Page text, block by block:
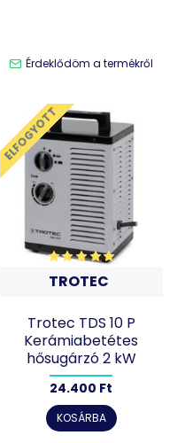
Érdeklődöm a termékről
ELFOGYOTT
TROTEC
Trotec TDS 10 P
Kerámiabetétes
hősugárzó 2 kW
24.400 Ft
KOSÁRBA